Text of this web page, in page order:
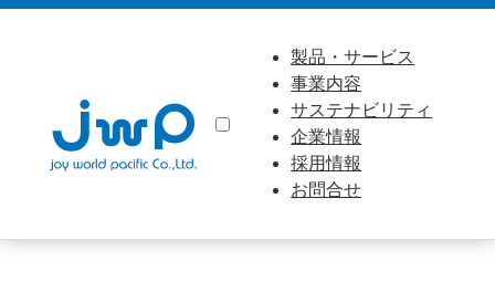
製品・サービス
事業内容
サステナビリティ
企業情報
採用情報
お問合せ